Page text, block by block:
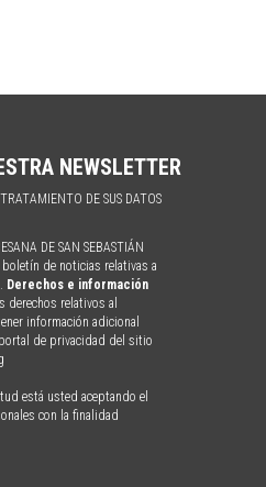
NEWSLETTER
DE SUS DATOS
DE SAN SEBASTIÁN
de noticias relativas a
Derechos e información
derechos relativos al
información adicional
de privacidad del sitio
está usted aceptando el
con la finalidad